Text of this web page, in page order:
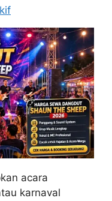
acara
karnaval